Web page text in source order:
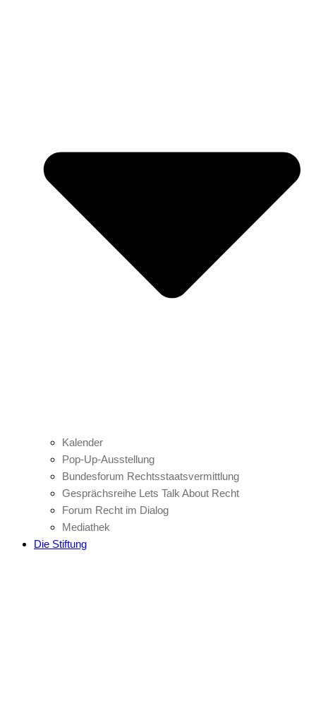
Kalender
Pop-Up-Ausstellung
Bundesforum Rechtsstaatsvermittlung
Gesprächsreihe Lets Talk About Recht
Forum Recht im Dialog
Mediathek
Die Stiftung